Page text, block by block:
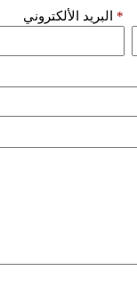
البريد الألكتروني *